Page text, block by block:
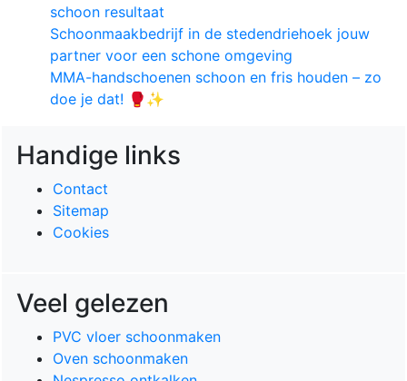
schoon resultaat
Schoonmaakbedrijf in de stedendriehoek jouw
partner voor een schone omgeving
MMA-handschoenen schoon en fris houden – zo
doe je dat! 🥊✨
Handige links
Contact
Sitemap
Cookies
Veel gelezen
PVC vloer schoonmaken
Oven schoonmaken